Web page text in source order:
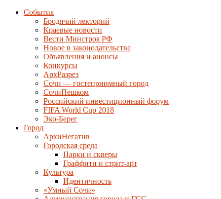
События
Бродячий лекторий
Краевые новости
Вести Минстроя РФ
Новое в законодательстве
Объявления и анонсы
Конкурсы
АрхРазрез
Сочи — гостеприимный город
СочиПешком
Российский инвестиционный форум
FIFA World Cup 2018
Эко-Берег
Город
АрхиНегатив
Городская среда
Парки и скверы
Граффити и стрит-арт
Культура
Идентичность
«Умный Сочи»